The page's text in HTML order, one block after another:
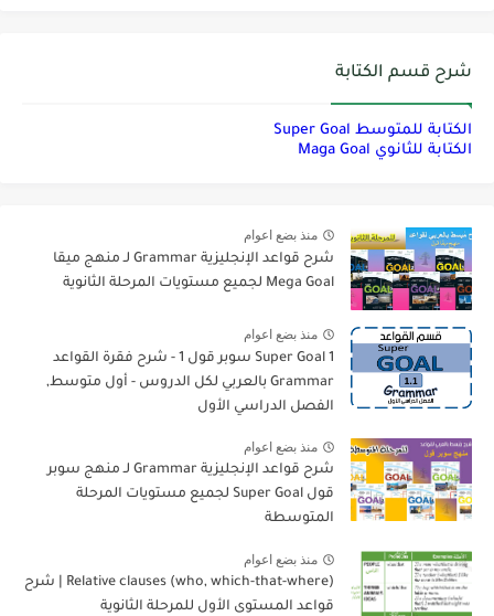
شرح قسم الكتابة
الكتابة للمتوسط Super Goal
الكتابة للثانوي Maga Goal
منذ بضع اعوام
شرح قواعد الإنجليزية Grammar لـ منهج ميقا
Mega Goal لجميع مستويات المرحلة الثانوية
منذ بضع اعوام
Super Goal 1 سوبر قول 1 - شرح فقرة القواعد
Grammar بالعربي لكل الدروس - أول متوسط,
الفصل الدراسي الأول
منذ بضع اعوام
شرح قواعد الإنجليزية Grammar لـ منهج سوبر
قول Super Goal لجميع مستويات المرحلة
المتوسطة
منذ بضع اعوام
Relative clauses (who, which-that-where) | شرح
قواعد المستوى الأول للمرحلة الثانوية